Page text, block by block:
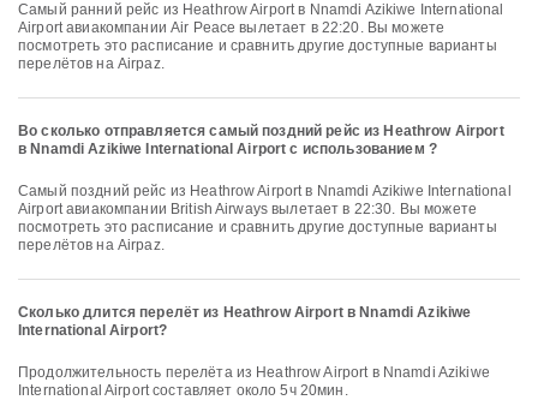
Самый ранний рейс из Heathrow Airport в Nnamdi Azikiwe International
Airport авиакомпании Air Peace вылетает в 22:20. Вы можете
посмотреть это расписание и сравнить другие доступные варианты
перелётов на Airpaz.
Во сколько отправляется самый поздний рейс из Heathrow Airport
в Nnamdi Azikiwe International Airport с использованием ?
Самый поздний рейс из Heathrow Airport в Nnamdi Azikiwe International
Airport авиакомпании British Airways вылетает в 22:30. Вы можете
посмотреть это расписание и сравнить другие доступные варианты
перелётов на Airpaz.
Сколько длится перелёт из Heathrow Airport в Nnamdi Azikiwe
International Airport?
Продолжительность перелёта из Heathrow Airport в Nnamdi Azikiwe
International Airport составляет около 5ч 20мин.